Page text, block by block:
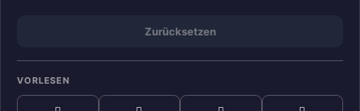
Zurücksetzen
VORLESEN